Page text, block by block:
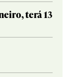
terá 13